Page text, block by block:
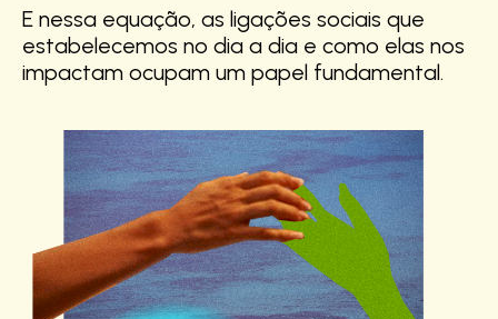
E nessa equação, as ligações sociais que
estabelecemos no dia a dia e como elas nos
impactam ocupam um papel fundamental.